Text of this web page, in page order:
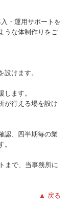
・運用サポートを
うな体制作りをご
けます。
します。
が行える場を設け
認、四半期毎の業
まで、当事務所に
▲ 戻る